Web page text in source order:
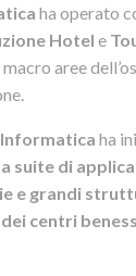
ha operato
Hotel e
aree
ha
suite di
e grandi
centri